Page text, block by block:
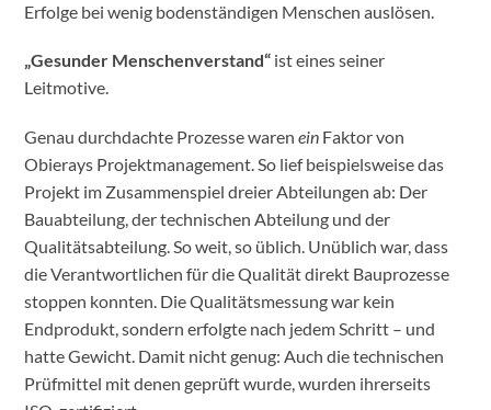
Erfolge bei wenig bodenständigen Menschen auslösen.
„Gesunder Menschenverstand“ ist eines seiner
Leitmotive.
Genau durchdachte Prozesse warenein Faktor von
Obierays Projektmanagement. So lief beispielsweise das
Projekt im Zusammenspiel dreier Abteilungen ab: Der
Bauabteilung, der technischen Abteilung und der
Qualitätsabteilung. So weit, so üblich. Unüblich war, dass
die Verantwortlichen für die Qualität direkt Bauprozesse
stoppen konnten. Die Qualitätsmessung war kein
Endprodukt, sondern erfolgte nach jedem Schritt – und
hatte Gewicht. Damit nicht genug: Auch die technischen
Prüfmittel mit denen geprüft wurde, wurden ihrerseits